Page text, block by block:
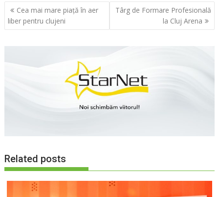
Navigare
în
articole
Cea mai mare piață în aer
liber pentru clujeni
Târg de Formare Profesională
la Cluj Arena
Related posts